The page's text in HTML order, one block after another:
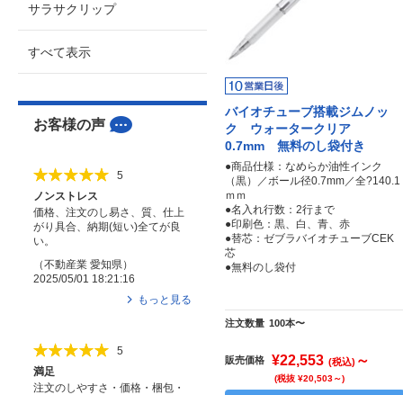
バイオチューブ搭載ジムノッ
ク ウォータークリア
0.7mm 無料のし袋付き
●商品仕様：なめらか油性インク
（黒）／ボール径0.7mm／全?140.1
ｍｍ
●名入れ行数：2行まで
●印刷色：黒、白、青、赤
●替芯：ゼブラバイオチューブCEK
芯
●無料のし袋付
注文数量 100本〜
販売価格 ¥22,553 (税込) ～
(税抜 ¥20,503～)
サラサクリップ
すべて表示
お客様の声
5
ノンストレス
価格、注文のし易さ、質、仕上
がり具合、納期(短い)全てが良
い。
（不動産業 愛知県 ）
2025/05/01 18:21:16
もっと見る
5
満足
注文のしやすさ・価格・梱包・